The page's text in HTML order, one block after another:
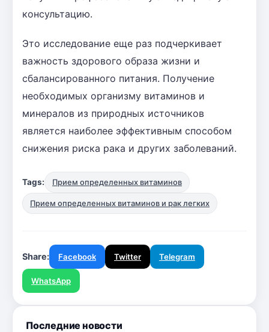
консультацию.
Это исследование еще раз подчеркивает
важность здорового образа жизни и
сбалансированного питания. Получение
необходимых организму витаминов и
минералов из природных источников
является наиболее эффективным способом
снижения риска рака и других заболеваний.
Tags: Прием определенных витаминов
Прием определенных витаминов и рак легких
Share: Facebook Twitter Telegram
WhatsApp
Последние новости